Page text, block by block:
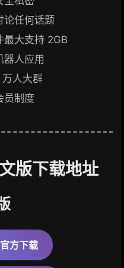
论任何话题
最大支持 2GB
器人应用
人大群
员制度
版下载地址
方下载